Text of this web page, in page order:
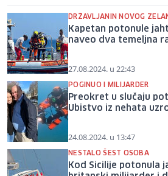
DRŽAVLJANIN NOVOG
Kapetan potonule
naveo dva temeljna
27.08.2024. u 22:43
POGINUO I MILIJARDER
Preokret u slučaju
Ubistvo iz nehata
24.08.2024. u 13:47
NESTALO ŠEST OSOBA
Kod Sicilije potonula